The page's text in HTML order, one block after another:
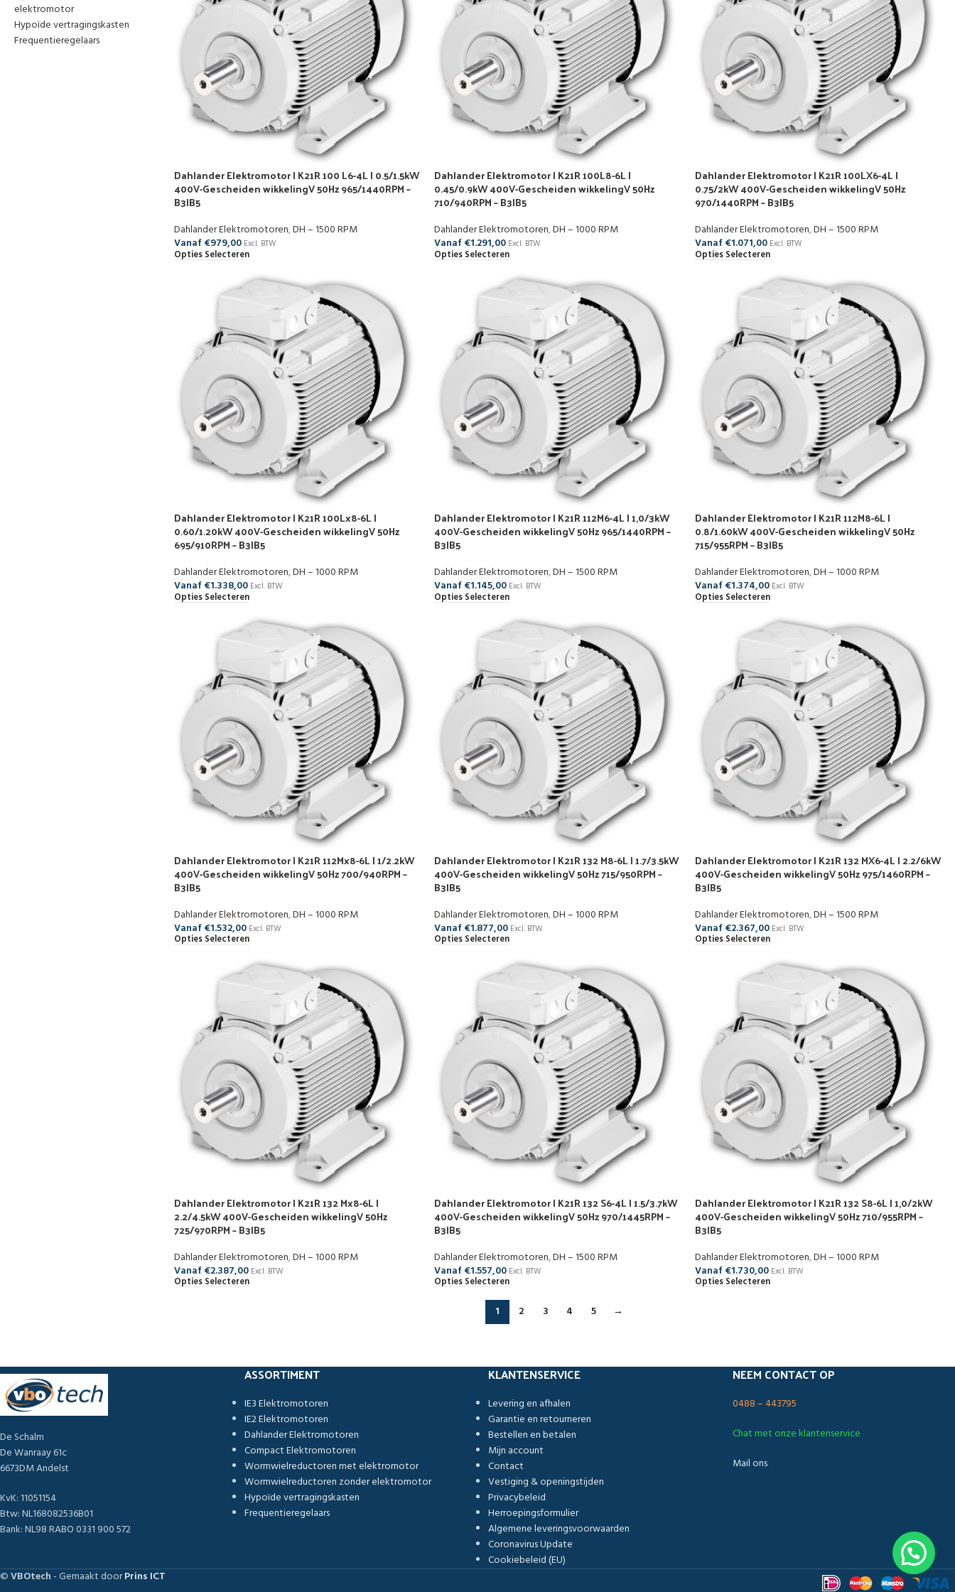
elektromotor
Hypoïde vertragingskasten
Frequentieregelaars
Dahlander Elektromotor | K21R 100 L6-4L | 0.5/1.5kW
400V-Gescheiden wikkelingV 50Hz 965/1440RPM –
B3|B5
Dahlander Elektromotoren,DH – 1500 RPM
Vanaf€979,00 Excl. BTW
Opties Selecteren
Dahlander Elektromotor | K21R 100L8-6L |
0.45/0.9kW 400V-Gescheiden wikkelingV 50Hz
710/940RPM – B3|B5
Dahlander Elektromotoren,DH – 1000 RPM
Vanaf€1.291,00 Excl. BTW
Opties Selecteren
Dahlander Elektromotor | K21R 100LX6-4L |
0.75/2kW 400V-Gescheiden wikkelingV 50Hz
970/1440RPM – B3|B5
Dahlander Elektromotoren,DH – 1500 RPM
Vanaf€1.071,00 Excl. BTW
Opties Selecteren
Dahlander Elektromotor | K21R 100Lx8-6L |
0.60/1.20kW 400V-Gescheiden wikkelingV 50Hz
695/910RPM – B3|B5
Dahlander Elektromotoren,DH – 1000 RPM
Vanaf€1.338,00 Excl. BTW
Opties Selecteren
Dahlander Elektromotor | K21R 112M6-4L | 1,0/3kW
400V-Gescheiden wikkelingV 50Hz 965/1440RPM –
B3|B5
Dahlander Elektromotoren,DH – 1500 RPM
Vanaf€1.145,00 Excl. BTW
Opties Selecteren
Dahlander Elektromotor | K21R 112M8-6L |
0.8/1.60kW 400V-Gescheiden wikkelingV 50Hz
715/955RPM – B3|B5
Dahlander Elektromotoren,DH – 1000 RPM
Vanaf€1.374,00 Excl. BTW
Opties Selecteren
Dahlander Elektromotor | K21R 112Mx8-6L | 1/2.2kW
400V-Gescheiden wikkelingV 50Hz 700/940RPM –
B3|B5
Dahlander Elektromotoren,DH – 1000 RPM
Vanaf€1.532,00 Excl. BTW
Opties Selecteren
Dahlander Elektromotor | K21R 132 M8-6L | 1.7/3.5kW
400V-Gescheiden wikkelingV 50Hz 715/950RPM –
B3|B5
Dahlander Elektromotoren,DH – 1000 RPM
Vanaf€1.877,00 Excl. BTW
Opties Selecteren
Dahlander Elektromotor | K21R 132 MX6-4L | 2.2/6kW
400V-Gescheiden wikkelingV 50Hz 975/1460RPM –
B3|B5
Dahlander Elektromotoren,DH – 1500 RPM
Vanaf€2.367,00 Excl. BTW
Opties Selecteren
Dahlander Elektromotor | K21R 132 Mx8-6L |
2.2/4.5kW 400V-Gescheiden wikkelingV 50Hz
725/970RPM – B3|B5
Dahlander Elektromotoren,DH – 1000 RPM
Vanaf€2.387,00 Excl. BTW
Opties Selecteren
Dahlander Elektromotor | K21R 132 S6-4L | 1.5/3.7kW
400V-Gescheiden wikkelingV 50Hz 970/1445RPM –
B3|B5
Dahlander Elektromotoren,DH – 1500 RPM
Vanaf€1.557,00 Excl. BTW
Opties Selecteren
Dahlander Elektromotor | K21R 132 S8-6L | 1,0/2kW
400V-Gescheiden wikkelingV 50Hz 710/955RPM –
B3|B5
Dahlander Elektromotoren,DH – 1000 RPM
Vanaf€1.730,00 Excl. BTW
Opties Selecteren
1 2 3 4 5 →
De Schalm
De Wanraay 61c
6673DM Andelst
KvK: 11051154
Btw: NL168082536B01
Bank: NL98 RABO 0331 900 572
ASSORTIMENT
IE3 Elektromotoren
IE2 Elektromotoren
Dahlander Elektromotoren
Compact Elektromotoren
Wormwielreductoren met elektromotor
Wormwielreductoren zonder elektromotor
Hypoïde vertragingskasten
Frequentieregelaars
KLANTENSERVICE
Levering en afhalen
Garantie en retourneren
Bestellen en betalen
Mijn account
Contact
Vestiging & openingstijden
Privacybeleid
Herroepingsformulier
Algemene leveringsvoorwaarden
Coronavirus Update
Cookiebeleid (EU)
NEEM CONTACT OP
0488 – 443795
Chat met onze klantenservice
Mail ons
©VBOtech- Gemaakt doorPrins ICT